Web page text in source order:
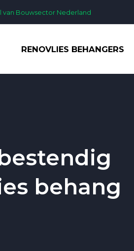
van Bouwsector Nederland
RENOVLIES BEHANGERS
behang